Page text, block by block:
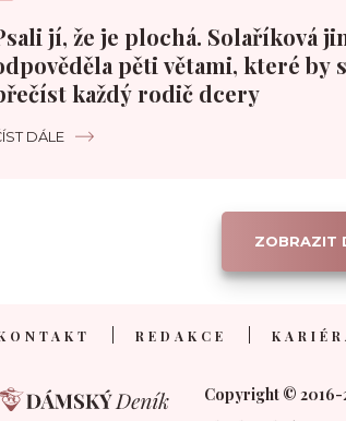
jí, že je plochá. Solaříková
pěti větami, které by
každý rodič dcery
DÁLE
ZOBRAZIT
REDAKCE
Copyright © 2016-